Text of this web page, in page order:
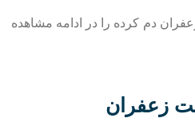
دم کرده را در ادامه مشاهده